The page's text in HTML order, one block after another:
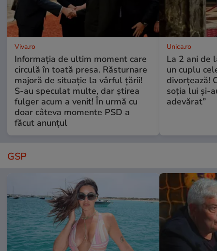
Viva.ro
Informația de ultim moment care
circulă în toată presa. Răsturnare
majoră de situație la vârful țării!
S-au speculat multe, dar știrea
fulger acum a venit! În urmă cu
doar câteva momente PSD a
făcut anunțul
Unica.ro
La 2 ani de
un cuplu
divorțează!
soția lui și-
adevărat”
GSP